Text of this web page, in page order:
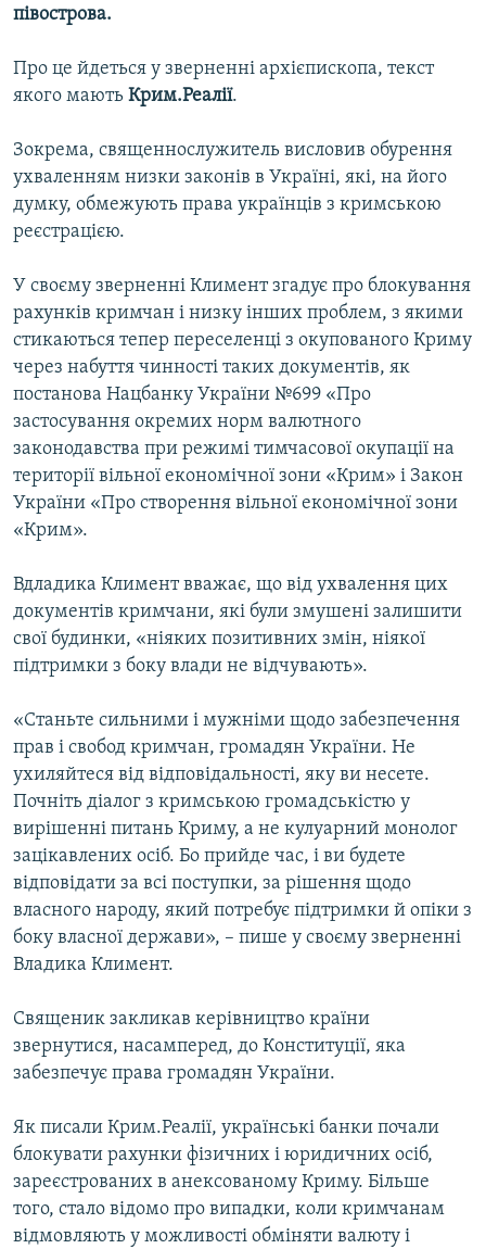
півострова.
Про це йдеться у зверненні архієпископа, текст
якого мають Крим.Реалії.
Зокрема, священнослужитель висловив обурення
ухваленням низки законів в Україні, які, на його
думку, обмежують права українців з кримською
реєстрацією.
У своєму зверненні Климент згадує про блокування
рахунків кримчан і низку інших проблем, з якими
стикаються тепер переселенці з окупованого Криму
через набуття чинності таких документів, як
постанова Нацбанку України №699 «Про
застосування окремих норм валютного
законодавства при режимі тимчасової окупації на
території вільної економічної зони «Крим» і Закон
України «Про створення вільної економічної зони
«Крим».
Вдладика Климент вважає, що від ухвалення цих
документів кримчани, які були змушені залишити
свої будинки, «ніяких позитивних змін, ніякої
підтримки з боку влади не відчувають».
«Станьте сильними і мужніми щодо забезпечення
прав і свобод кримчан, громадян України. Не
ухиляйтеся від відповідальності, яку ви несете.
Почніть діалог з кримською громадськістю у
вирішенні питань Криму, а не кулуарний монолог
зацікавлених осіб. Бо прийде час, і ви будете
відповідати за всі поступки, за рішення щодо
власного народу, який потребує підтримки й опіки з
боку власної держави», – пише у своєму зверненні
Владика Климент.
Священик закликав керівництво країни
звернутися, насамперед, до Конституції, яка
забезпечує права громадян України.
Як писали Крим.Реалії, українські банки почали
блокувати рахунки фізичних і юридичних осіб,
зареєстрованих в анексованому Криму. Більше
того, стало відомо про випадки, коли кримчанам
відмовляють у можливості обміняти валюту і